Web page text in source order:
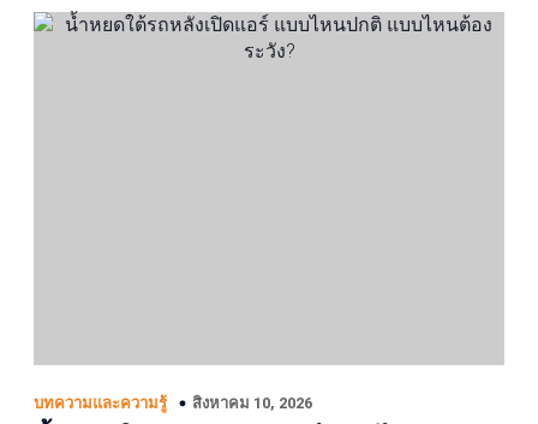
บทความและความรู้ สิงหาคม 10, 2026